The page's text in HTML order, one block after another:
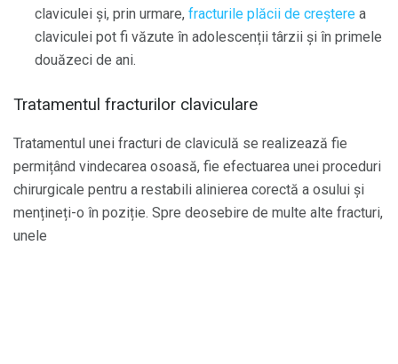
claviculei și, prin urmare, fracturile plăcii de creștere a
claviculei pot fi văzute în adolescenții târzii și în primele
douăzeci de ani.
Tratamentul fracturilor claviculare
Tratamentul unei fracturi de claviculă se realizează fie
permițând vindecarea osoasă, fie efectuarea unei proceduri
chirurgicale pentru a restabili alinierea corectă a osului și
mențineți-o în poziție. Spre deosebire de multe alte fracturi,
unele